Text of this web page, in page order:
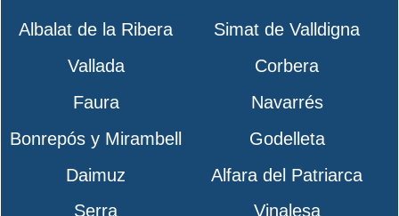
Albalat de la Ribera
Simat de Valldigna
Vallada
Corbera
Faura
Navarrés
Bonrepós y Mirambell
Godelleta
Daimuz
Alfara del Patriarca
Serra
Vinalesa